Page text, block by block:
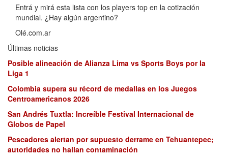
Entrá y mirá esta lista con los players top en la cotización
mundial. ¿Hay algún argentino?
Olé.com.ar
Últimas noticias
Posible alineación de Alianza Lima vs Sports Boys por la
Liga 1
Colombia supera su récord de medallas en los Juegos
Centroamericanos 2026
San Andrés Tuxtla: Increíble Festival Internacional de
Globos de Papel
Pescadores alertan por supuesto derrame en Tehuantepec;
autoridades no hallan contaminación